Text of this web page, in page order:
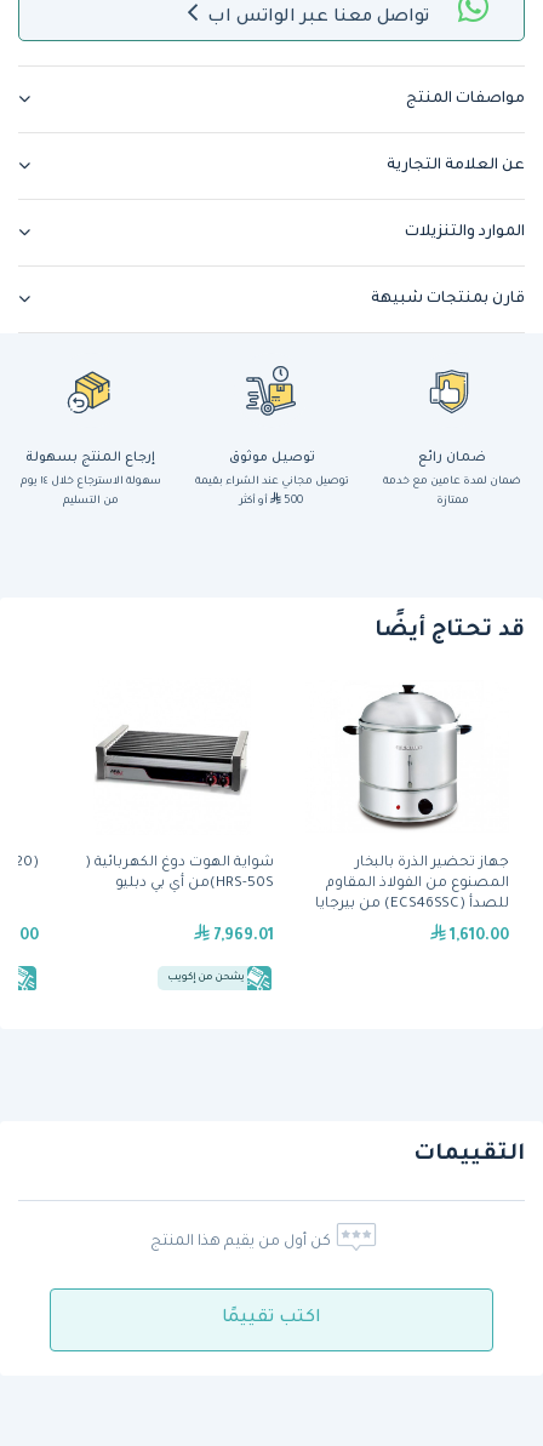
تواصل معنا عبر الواتس اب
مواصفات المنتج
عن العلامة التجارية
الموارد والتنزيلات
قارن بمنتجات شبيهة
ضمان رائع
ضمان لمدة عامين مع خدمة
ممتازة
توصيل موثوق
توصيل مجاني عند الشراء بقيمة
500
أو أكثر
إرجاع المنتج بسهولة
سهولة الاسترجاع خلال ١٤ يوم
من التسليم
قد تحتاج أيضًا
جهاز تحضير الذرة بالبخار
المصنوع من الفولاذ المقاوم
للصدأ (ECS46SSC) من بيرجايا
1,610.00
شواية الهوت دوغ الكهربائية (
HRS-50S)من أي بي دبليو
7,969.01
يشحن من إكويب
(CCC-20) آلة طهي الذرة
التقييمات
كن أول من يقيم هذا المنتج
اكتب تقييمًا